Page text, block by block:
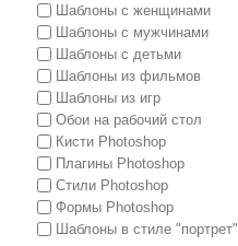
Шаблоны с женщинами
Шаблоны с мужчинами
Шаблоны с детьми
Шаблоны из фильмов
Шаблоны из игр
Обои на рабочий стол
Кисти Photoshop
Плагины Photoshop
Стили Photoshop
Формы Photoshop
Шаблоны в стиле "портрет"